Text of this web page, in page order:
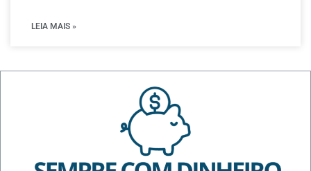
LEIA MAIS »